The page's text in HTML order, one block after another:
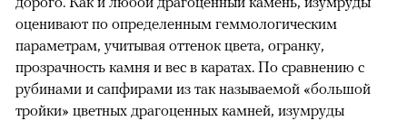
оценивают по определенным геммологическим
параметрам, учитывая оттенок цвета, огранку,
прозрачность камня и вес в каратах. По сравнению с
рубинами и сапфирами из так называемой «большой
тройки» цветных драгоценных камней, изумруды